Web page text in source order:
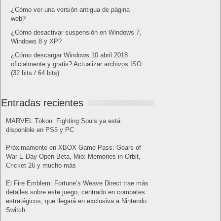
¿Cómo ver una versión antigua de página
web?
¿Cómo desactivar suspensión en Windows 7,
Windows 8 y XP?
¿Cómo descargar Windows 10 abril 2018
oficialmente y gratis? Actualizar archivos ISO
(32 bits / 64 bits)
Entradas recientes
MARVEL Tōkon: Fighting Souls ya está
disponible en PS5 y PC
Próximamente en XBOX Game Pass: Gears of
War E-Day Open Beta, Mio: Memories in Orbit,
Cricket 26 y mucho más
El Fire Emblem: Fortune’s Weave Direct trae más
detalles sobre este juego, centrado en combates
estratégicos, que llegará en exclusiva a Nintendo
Switch